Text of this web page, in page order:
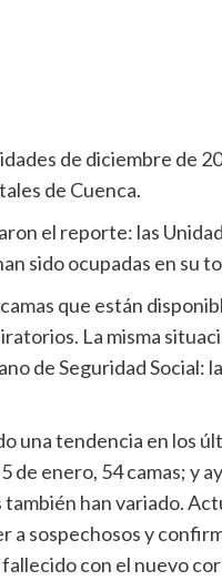
de diciembre de
de Cuenca.
el reporte: las
sido ocupadas en su
que están
La misma
de Seguridad Social:
una tendencia en los
de enero, 54 camas; y
han variado.
a sospechosos y
con el nuevo